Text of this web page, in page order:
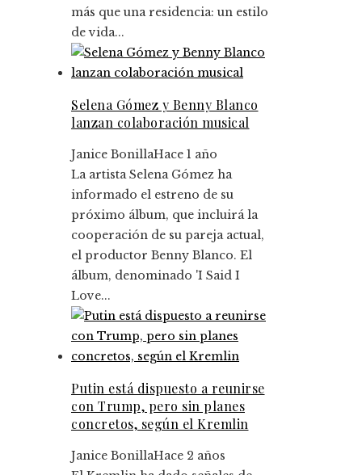
más que una residencia: un estilo
de vida...
Selena Gómez y Benny Blanco
lanzan colaboración musical
Janice BonillaHace 1 año
La artista Selena Gómez ha
informado el estreno de su
próximo álbum, que incluirá la
cooperación de su pareja actual,
el productor Benny Blanco. El
álbum, denominado 'I Said I
Love...
Putin está dispuesto a reunirse
con Trump, pero sin planes
concretos, según el Kremlin
Janice BonillaHace 2 años